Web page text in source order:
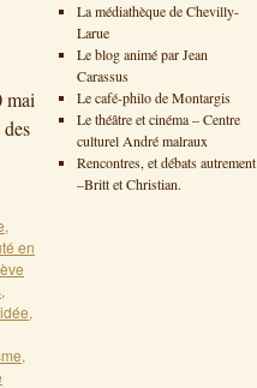
mai
,
en
,
,
,
La médiathèque de Chevilly-
Larue
Le blog animé par Jean
Carassus
Le café-philo de Montargis
Le théâtre et cinéma – Centre
culturel André malraux
Rencontres, et débats autrement
–Britt et Christian.